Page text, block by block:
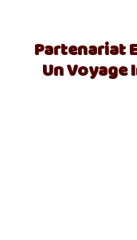
Partenariat
Un Voyage